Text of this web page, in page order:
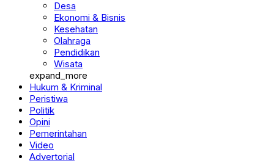
Desa
Ekonomi & Bisnis
Kesehatan
Olahraga
Pendidikan
Wisata
expand_more
Hukum & Kriminal
Peristiwa
Politik
Opini
Pemerintahan
Video
Advertorial